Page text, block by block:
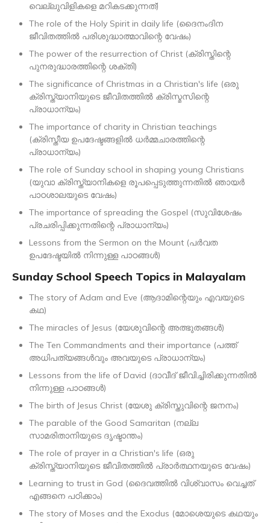
വെല്ലുവിളികളെ മറികടക്കുന്നത്)
The role of the Holy Spirit in daily life (ദൈനംദിന
ജീവിതത്തിൽ പരിശുദ്ധാത്മാവിന്റെ വേഷം)
The power of the resurrection of Christ (ക്രിസ്തിന്റെ
പുനരുദ്ധാരത്തിന്റെ ശക്തി)
The significance of Christmas in a Christian's life (ഒരു
ക്രിസ്ത്യാനിയുടെ ജീവിതത്തിൽ ക്രിസ്മസിന്റെ
പ്രാധാന്യം)
The importance of charity in Christian teachings
(ക്രിസ്തീയ ഉപദേഷ്ടങ്ങളിൽ ധർമ്മചാരത്തിന്റെ
പ്രാധാന്യം)
The role of Sunday school in shaping young Christians
(യുവാ ക്രിസ്ത്യാനികളെ രൂപപ്പെടുത്തുന്നതിൽ ഞായർ
പാഠശാലയുടെ വേഷം)
The importance of spreading the Gospel (സുവിശേഷം
പ്രചരിപ്പിക്കുന്നതിന്റെ പ്രാധാന്യം)
Lessons from the Sermon on the Mount (പർവത
ഉപദേഷ്ടയിൽ നിന്നുള്ള പാഠങ്ങൾ)
Sunday School Speech Topics in Malayalam
The story of Adam and Eve (ആദാമിന്റെയും എവയുടെ
കഥ)
The miracles of Jesus (യേശുവിന്റെ അത്ഭുതങ്ങൾ)
The Ten Commandments and their importance (പത്ത്
അധിപത്യങ്ങൾവും അവയുടെ പ്രാധാന്യം)
Lessons from the life of David (ദാവീദ് ജീവിച്ചിരിക്കുന്നതിൽ
നിന്നുള്ള പാഠങ്ങൾ)
The birth of Jesus Christ (യേശു ക്രിസ്തുവിന്റെ ജനനം)
The parable of the Good Samaritan (നല്ല
സാമരിതാനിയുടെ ദൃഷ്ടാന്തം)
The role of prayer in a Christian's life (ഒരു
ക്രിസ്ത്യാനിയുടെ ജീവിതത്തിൽ പ്രാർത്ഥനയുടെ വേഷം)
Learning to trust in God (ദൈവത്തിൽ വിശ്വാസം വെച്ചത്
എങ്ങനെ പഠിക്കാം)
The story of Moses and the Exodus (മോശെയുടെ കഥയും